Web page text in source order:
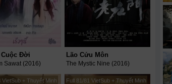
Cuộc Đời
Sawat (2016)
Lão Cửu Môn
The Mystic Nine (2016)
VietSub + Thuyết Minh Full 81/81 VietSub + Thuyết Minh